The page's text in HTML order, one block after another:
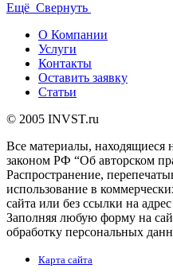
Ещё Свернуть
О Компании
Услуги
Контакты
Оставить заявку
Статьи
© 2005 INVST.ru
Все материалы,
законом РФ “Об авторском
Распространение,
использование в
сайта или без ссылки на
Заполняя любую форму на
обработку персональных
Карта сайта